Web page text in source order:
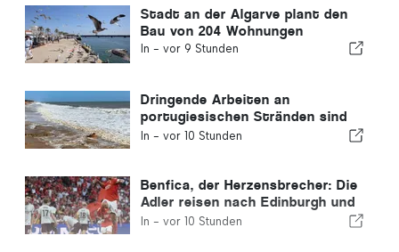
Stadt an der Algarve plant den
Bau von 204 Wohnungen
In - vor 9 Stunden
Dringende Arbeiten an
portugiesischen Stränden sind
abgeschlossen
In - vor 10 Stunden
Benfica, der Herzensbrecher: Die
Adler reisen nach Edinburgh und
haben bereits einen Fuß in der
In - vor 10 Stunden